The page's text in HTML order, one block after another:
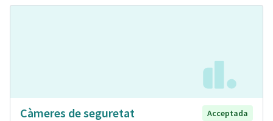
Càmeres de seguretat
Acceptada